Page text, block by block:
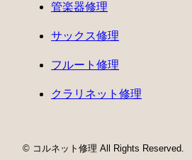
管楽器修理
サックス修理
フルート修理
クラリネット修理
© コルネット修理 All Rights Reserved.